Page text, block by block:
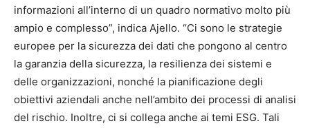
informazioni all’interno di un quadro normativo molto più
ampio e complesso”, indica Ajello. “Ci sono le strategie
europee per la sicurezza dei dati che pongono al centro
la garanzia della sicurezza, la resilienza dei sistemi e
delle organizzazioni, nonché la pianificazione degli
obiettivi aziendali anche nell’ambito dei processi di analisi
del rischio. Inoltre, ci si collega anche ai temi ESG. Tali